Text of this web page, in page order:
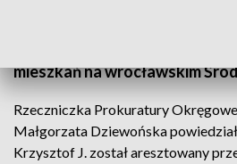
mieszkań na wrocławskim
Rzeczniczka Prokuratury
Małgorzata Dziewońska
Krzysztof J. został aresztowany